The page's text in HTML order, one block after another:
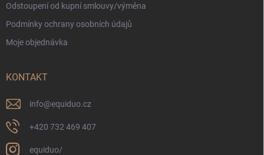
Odstoupení od kupní smlouvy/výměna
Podmínky ochrany osobních údajů
Moje objednávka
KONTAKT
info@equiduo.cz
+420 732 469 407
equiduo/